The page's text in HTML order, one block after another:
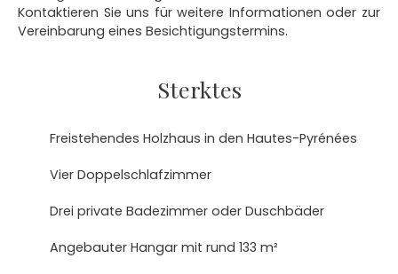
Kontaktieren Sie uns für weitere Informationen oder zur
Vereinbarung eines Besichtigungstermins.
Sterktes
Freistehendes Holzhaus in den Hautes-Pyrénées
Vier Doppelschlafzimmer
Drei private Badezimmer oder Duschbäder
Angebauter Hangar mit rund 133 m²